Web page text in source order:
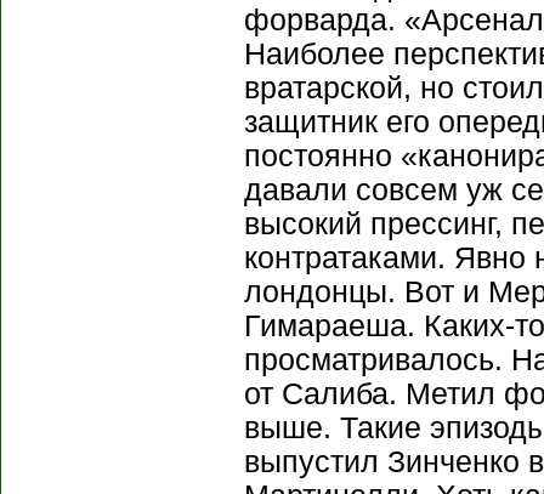
форварда.
Наиболее
вратарской, но
защитник его
постоянно
давали совсем уж
высокий прессинг,
контратаками.
лондонцы. Вот и
Гимараеша. Каких-
просматривалось.
от Салиба. Метил
выше. Такие
выпустил Зинченко